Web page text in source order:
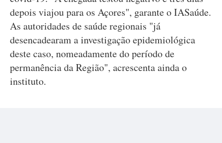
depois viajou para os Açores", garante o IASaúde.
As autoridades de saúde regionais "já
desencadearam a investigação epidemiológica
deste caso, nomeadamente do período de
permanência da Região", acrescenta ainda o
instituto.